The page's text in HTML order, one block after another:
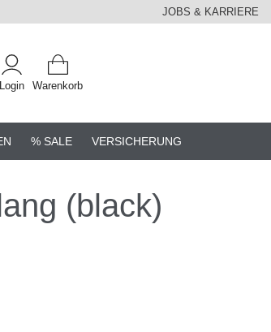
JOBS & KARRIERE
Login Warenkorb
% SALE VERSICHERUNG
(black)